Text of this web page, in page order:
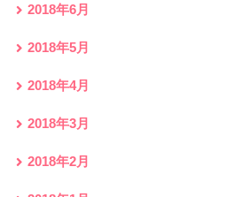
2018年6月
2018年5月
2018年4月
2018年3月
2018年2月